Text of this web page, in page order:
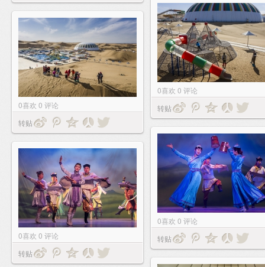
0喜欢 0 评论
转贴
0喜欢 0 评论
转贴
0喜欢 0 评论
转贴
0喜欢 0 评论
转贴